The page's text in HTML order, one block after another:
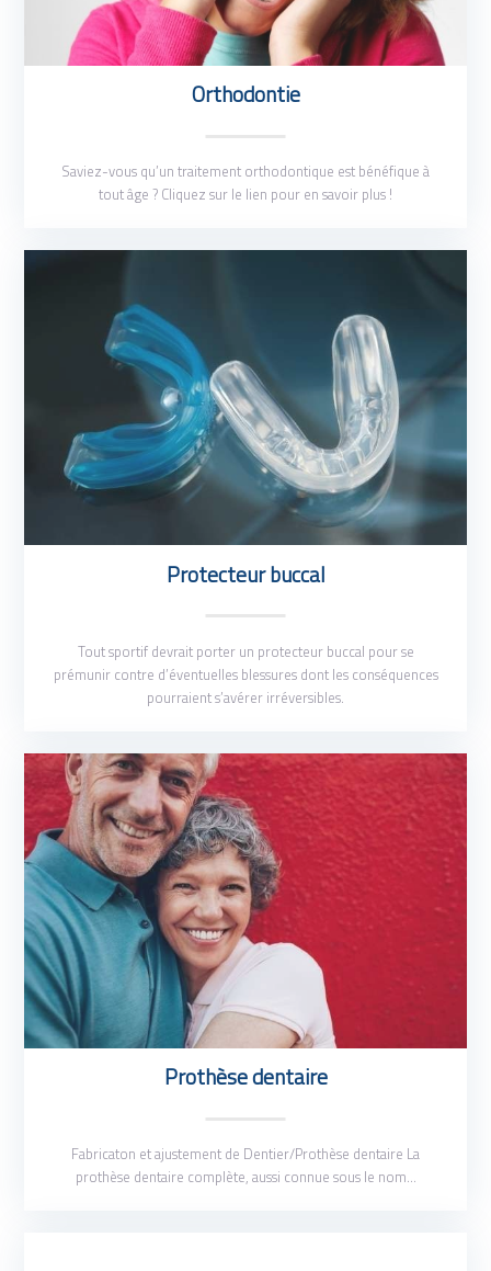
Orthodontie
Saviez-vous qu’un traitement orthodontique est bénéfique à
tout âge ? Cliquez sur le lien pour en savoir plus !
Protecteur buccal
Tout sportif devrait porter un protecteur buccal pour se
prémunir contre d’éventuelles blessures dont les conséquences
pourraient s’avérer irréversibles.
Prothèse dentaire
Fabricaton et ajustement de Dentier/Prothèse dentaire La
prothèse dentaire complète, aussi connue sous le nom…